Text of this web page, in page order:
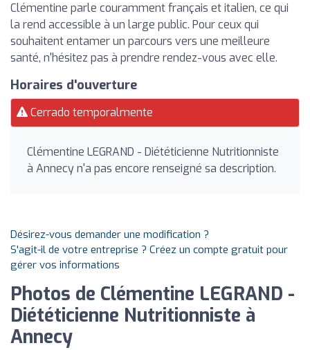
Clémentine parle couramment français et italien, ce qui
la rend accessible à un large public. Pour ceux qui
souhaitent entamer un parcours vers une meilleure
santé, n'hésitez pas à prendre rendez-vous avec elle.
Horaires d'ouverture
Cerrado temporalmente
Clémentine LEGRAND - Diététicienne Nutritionniste
à Annecy n'a pas encore renseigné sa description.
Désirez-vous demander une modification ?
S'agit-il de votre entreprise ? Créez un compte gratuit pour
gérer vos informations
Photos de Clémentine LEGRAND -
Diététicienne Nutritionniste à
Annecy